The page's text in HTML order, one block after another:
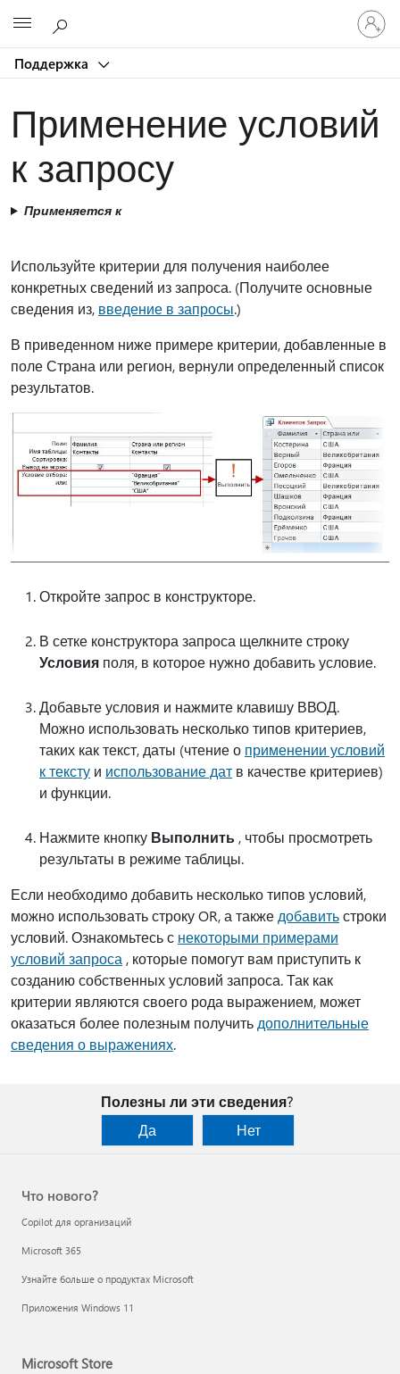
Поддержка
Применение условий
к запросу
Применяется к
Используйте критерии для получения наиболее
конкретных сведений из запроса. (Получите основные
сведения из, введение в запросы.)
В приведенном ниже примере критерии, добавленные в
поле Страна или регион, вернули определенный список
результатов.
Откройте запрос в конструкторе.
В сетке конструктора запроса щелкните строку
Условия поля, в которое нужно добавить условие.
Добавьте условия и нажмите клавишу ВВОД.
Можно использовать несколько типов критериев,
таких как текст, даты (чтение о применении условий
к тексту и использование дат в качестве критериев)
и функции.
Нажмите кнопку Выполнить, чтобы просмотреть
результаты в режиме таблицы.
Если необходимо добавить несколько типов условий,
можно использовать строку OR, а такжедобавитьстроки
условий. Ознакомьтесь с некоторыми примерами
условий запроса, которые помогут вам приступить к
созданию собственных условий запроса. Так как
критерии являются своего рода выражением, может
оказаться более полезным получитьдополнительные
сведения о выражениях.
Полезны ли эти сведения?
Да
Нет
Что нового?
Copilot для организаций
Microsoft 365
Узнайте больше о продуктах Microsoft
Приложения Windows 11
Microsoft Store